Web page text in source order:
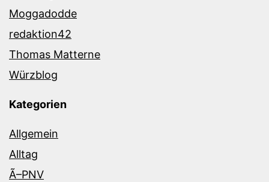
Moggadodde
redaktion42
Thomas Matterne
Würzblog
Kategorien
Allgemein
Alltag
Ã–PNV